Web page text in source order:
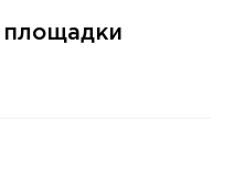
площадки